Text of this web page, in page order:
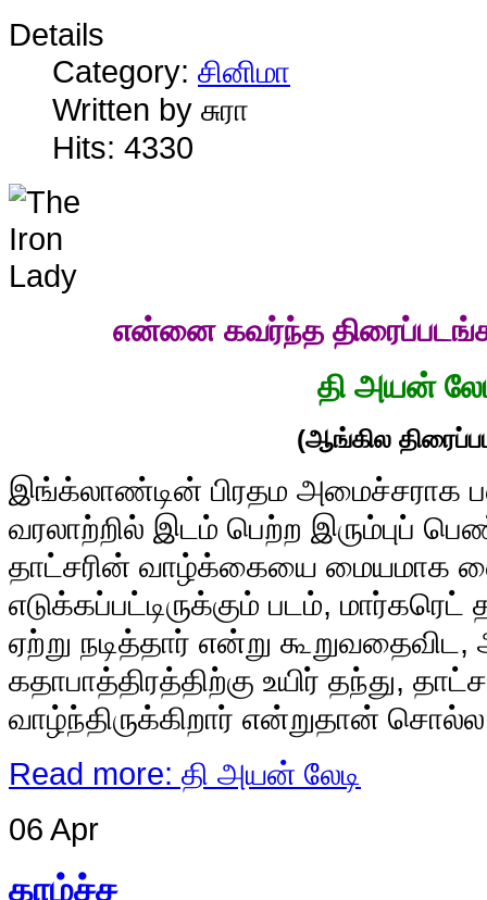
Details
Category: சினிமா
Written by சுரா
Hits: 4330
என்னை கவர்ந்த
தி அயன்
(ஆங்கில
இங்க்லாண்டின் பிரதம அமைச்சராக
வரலாற்றில் இடம் பெற்ற இரும்புப்
தாட்சரின் வாழ்க்கையை மையமாக
எடுக்கப்பட்டிருக்கும் படம்,
ஏற்று நடித்தார் என்று
கதாபாத்திரத்திற்கு உயிர் தந்து,
வாழ்ந்திருக்கிறார் என்றுதான்
Read more: தி அயன் லேடி
06 Apr
காழ்ச்ச